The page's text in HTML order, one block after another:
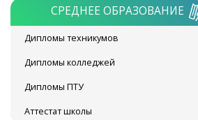
СРЕДНЕЕ ОБРАЗОВАНИЕ
Дипломы техникумов
Дипломы колледжей
Дипломы ПТУ
Аттестат школы